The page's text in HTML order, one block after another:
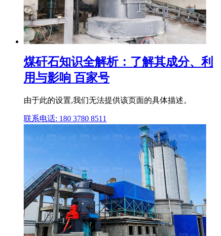
煤矸石知识全解析：了解其成分、利
用与影响 百家号
由于此的设置,我们无法提供该页面的具体描述。
联系电话: 180 3780 8511